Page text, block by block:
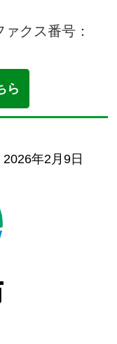
クス番号：
ら
2026年2月9日